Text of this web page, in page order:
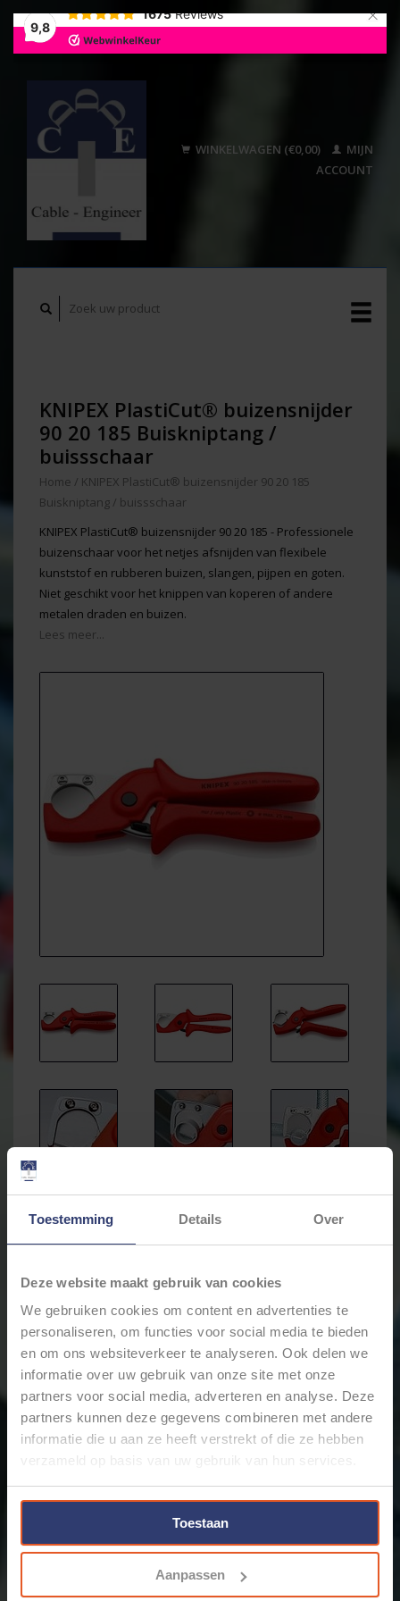
Toestemming Details Over
Deze website maakt gebruik van cookies
We gebruiken cookies om content en advertenties te
personaliseren, om functies voor social media te bieden
en om ons websiteverkeer te analyseren. Ook delen we
informatie over uw gebruik van onze site met onze
partners voor social media, adverteren en analyse. Deze
partners kunnen deze gegevens combineren met andere
informatie die u aan ze heeft verstrekt of die ze hebben
verzameld op basis van uw gebruik van hun services.
Toestaan
Aanpassen
9,8
1675 Reviews ×
WINKELWAGEN (€0,00)
MIJN
ACCOUNT
KNIPEX PlastiCut® buizensnijder
90 20 185 Buiskniptang /
buissschaar
Home / KNIPEX PlastiCut® buizensnijder 90 20 185
Buiskniptang / buissschaar
KNIPEX PlastiCut® buizensnijder 90 20 185 - Professionele
buizenschaar voor het netjes afsnijden van flexibele
kunststof en rubberen buizen, slangen, pijpen en goten.
Niet geschikt voor het knippen van koperen of andere
metalen draden en buizen.
Lees meer...
dezelfde dag verstuurd.
Merk: KNIPEX
+
- Toevoegen aan winkelwagen
Email ons over dit product
Aan verlanglijst toevoegen
Afdrukken
9020185